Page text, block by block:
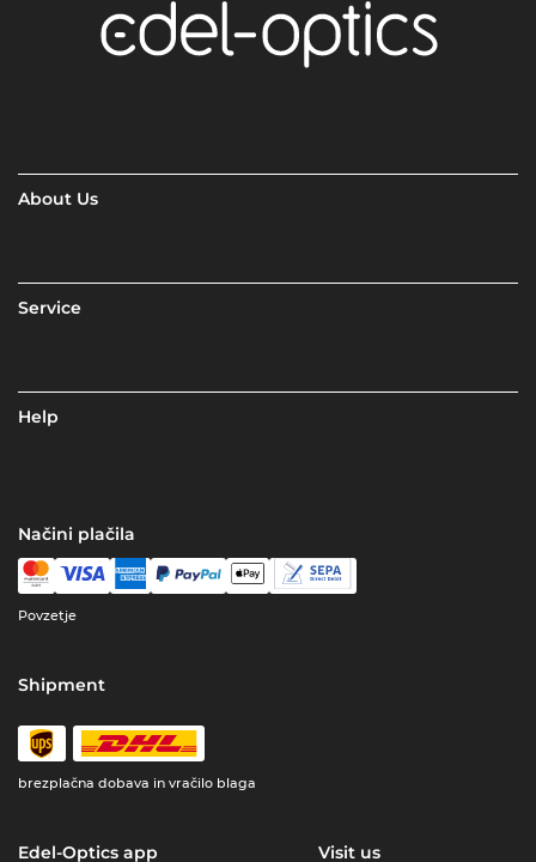
About Us
Service
Help
Načini plačila
Povzetje
Shipment
brezplačna dobava in vračilo blaga
Edel-Optics app Visit us